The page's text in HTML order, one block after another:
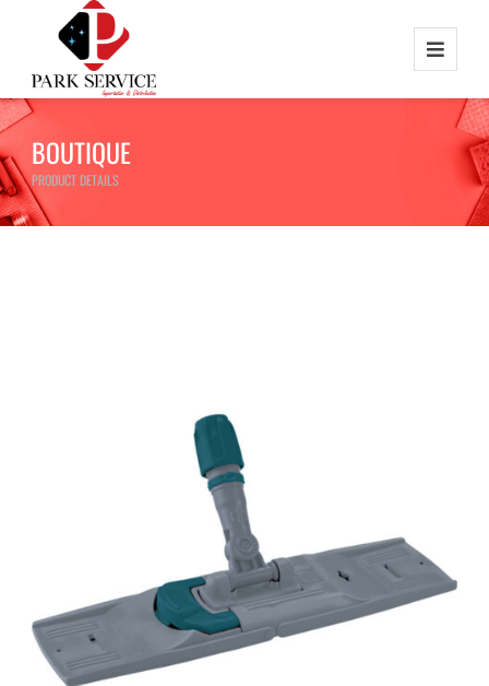
BOUTIQUE
PRODUCT DETAILS